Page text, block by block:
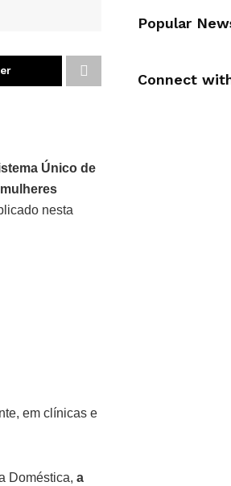
Único de
nesta
em clínicas e
Doméstica, a
Popular
Connect